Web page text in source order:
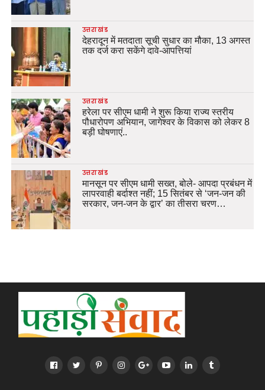
उत्तराखंड
देहरादून में मतदाता सूची सुधार का मौका, 13 अगस्त
तक दर्ज करा सकेंगे दावे-आपत्तियां
उत्तराखंड
हरेला पर सीएम धामी ने शुरू किया राज्य स्तरीय
पौधारोपण अभियान, जागेश्वर के विकास को लेकर 8
बड़ी घोषणाएं..
उत्तराखंड
मानसून पर सीएम धामी सख्त, बोले- आपदा प्रबंधन में
लापरवाही बर्दाश्त नहीं; 15 सितंबर से ‘जन-जन की
सरकार, जन-जन के द्वार’ का तीसरा चरण…